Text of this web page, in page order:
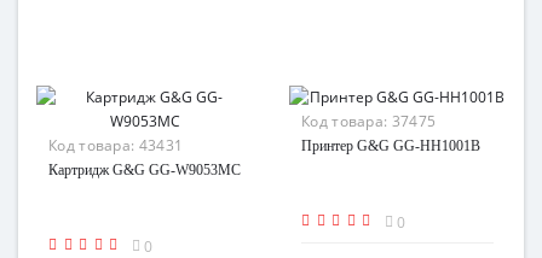
Код товара: 43431
Картридж G&G GG-W9053MC
0
Код товара: 37475
Принтер G&G GG-HH1001B
0